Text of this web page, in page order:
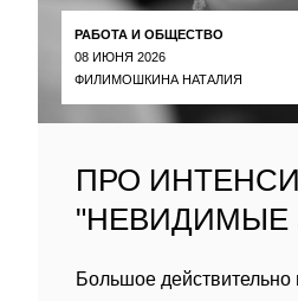
РАБОТА И ОБЩЕСТВО
08 ИЮНЯ 2026
ФИЛИМОШКИНА НАТАЛИЯ
ПРО
"НЕВИДИМЫЕ
Большое действительно